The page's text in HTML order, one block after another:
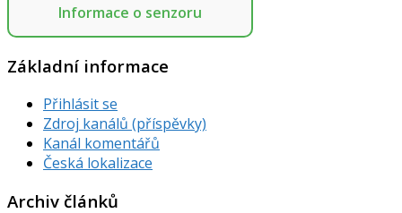
Informace o senzoru
Základní informace
Přihlásit se
Zdroj kanálů (příspěvky)
Kanál komentářů
Česká lokalizace
Archiv článků